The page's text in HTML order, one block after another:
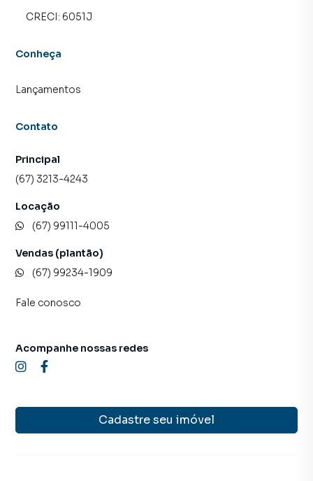
CRECI: 6051J
Conheça
Lançamentos
Contato
Principal
(67) 3213-4243
Locação
(67) 99111-4005
Vendas (plantão)
(67) 99234-1909
Fale conosco
Cadastre seu imóvel
Acompanhe nossas redes